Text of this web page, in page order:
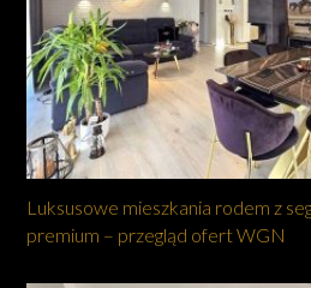
Luksusowe mieszkania rodem z
premium – przegląd ofert WGN